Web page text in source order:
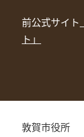
前公式サイト
ト」
敦賀市役所